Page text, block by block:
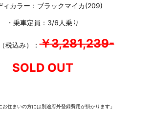
ィカラー：ブラックマイカ(209)
・乗車定員：3/6人乗り
税込み）：￥3,281,239-
SOLD OUT
お住まいの方には別途府外登録費用が掛かります」